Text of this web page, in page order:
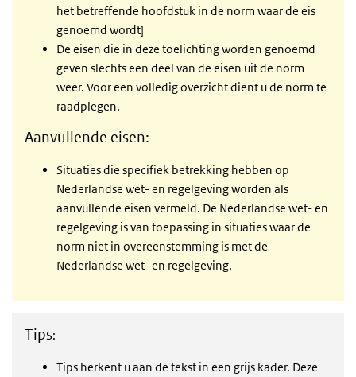
het betreffende hoofdstuk in de norm waar de eis
genoemd wordt]
De eisen die in deze toelichting worden genoemd
geven slechts een deel van de eisen uit de norm
weer. Voor een volledig overzicht dient u de norm te
raadplegen.
Aanvullende eisen:
Situaties die specifiek betrekking hebben op
Nederlandse wet- en regelgeving worden als
aanvullende eisen vermeld. De Nederlandse wet- en
regelgeving is van toepassing in situaties waar de
norm niet in overeenstemming is met de
Nederlandse wet- en regelgeving.
Tips:
Tips herkent u aan de tekst in een grijs kader. Deze